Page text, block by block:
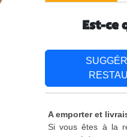
Est-ce
A emporter et
Si vous êtes à la